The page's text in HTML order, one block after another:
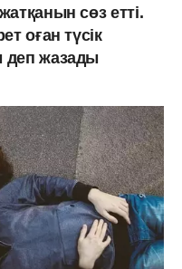
сөз етті.
оған түсік
деп жазады